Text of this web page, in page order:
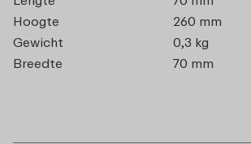
Hoogte
260 mm
Gewicht
0,3 kg
Breedte
70 mm